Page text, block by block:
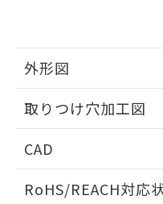
外形図
取りつけ穴加工図
CAD
ドすることができま
RoHS/REACH対応
していることから
り、2022年1月12
す。